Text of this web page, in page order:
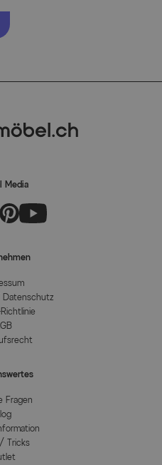
Media
Fragen
Tricks